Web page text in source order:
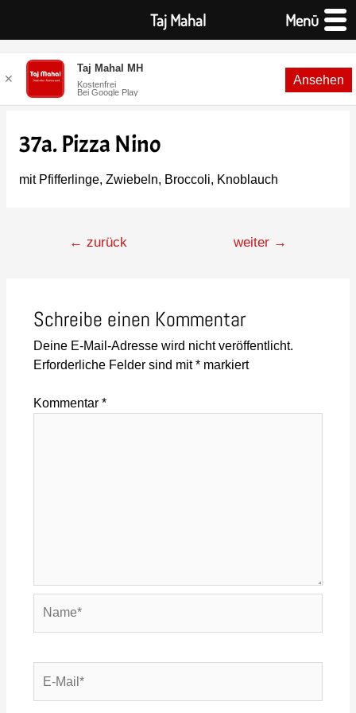
37a. Pizza Nino
mit Pfifferlinge, Zwiebeln, Broccoli, Knoblauch
← zurück weiter →
Schreibe einen Kommentar
Deine E-Mail-Adresse wird nicht veröffentlicht.
Erforderliche Felder sind mit*markiert
Kommentar *
Taj Mahal Menü
✕
Taj Mahal MH
Kostenfrei
Bei Google Play
Ansehen